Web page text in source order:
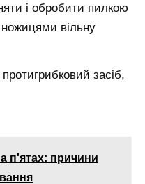
і обробити пилкою
ножицями вільну
засіб,
п'ятах: причини